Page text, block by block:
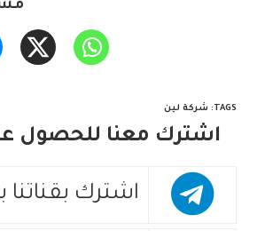
TAGS
: شركة لين
اشترك معنا للحصول
اشترك بقناتنا